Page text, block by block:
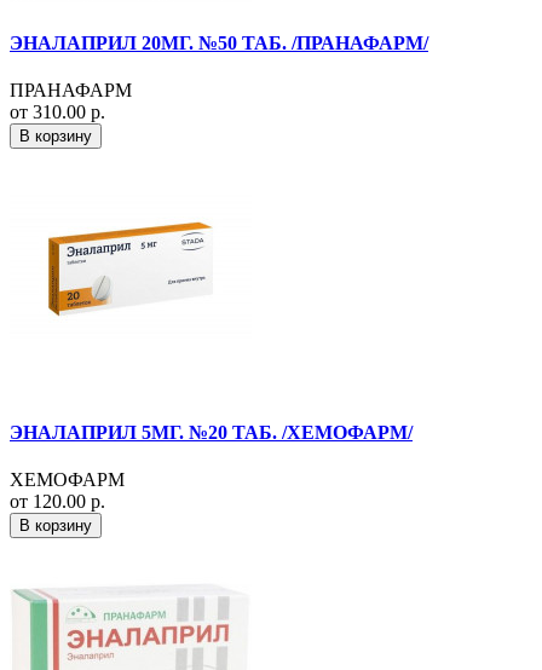
ЭНАЛАПРИЛ 20МГ. №50 ТАБ. /ПРАНАФАРМ/
ПРАНАФАРМ
от 310.00 р.
В корзину
ЭНАЛАПРИЛ 5МГ. №20 ТАБ. /ХЕМОФАРМ/
ХЕМОФАРМ
от 120.00 р.
В корзину